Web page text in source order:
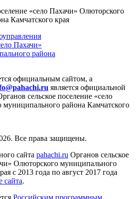
Пахачи»
района
официальным сайтом, а
является официальной
сельское поселение «село
района Камчатского
Все права защищены.
сайта pahachi.ru Органов сельское
Олюторского муниципального
с 2013 года по август 2017 года
сайта.
Российским программным